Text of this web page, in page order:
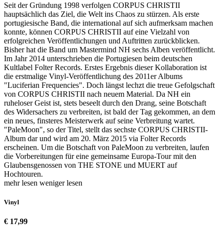
Seit der Gründung 1998 verfolgen CORPUS CHRISTII
hauptsächlich das Ziel, die Welt ins Chaos zu stürzen. Als erste
portugiesische Band, die international auf sich aufmerksam machen
konnte, können CORPUS CHRISTII auf eine Vielzahl von
erfolgreichen Veröffentlichungen und Auftritten zurückblicken.
Bisher hat die Band um Mastermind NH sechs Alben veröffentlicht.
Im Jahr 2014 unterschrieben die Portugiesen beim deutschen
Kultlabel Folter Records. Erstes Ergebnis dieser Kollaboration ist
die erstmalige Vinyl-Veröffentlichung des 2011er Albums
"Luciferian Frequencies". Doch längst lechzt die treue Gefolgschaft
von CORPUS CHRISTII nach neuem Material. Da NH ein
ruheloser Geist ist, stets beseelt durch den Drang, seine Botschaft
des Widersachers zu verbreiten, ist bald der Tag gekommen, an dem
ein neues, finsteres Meisterwerk auf seine Verbreitung wartet.
"PaleMoon", so der Titel, stellt das sechste CORPUS CHRISTII-
Album dar und wird am 20. März 2015 via Folter Records
erscheinen. Um die Botschaft von PaleMoon zu verbreiten, laufen
die Vorbereitungen für eine gemeinsame Europa-Tour mit den
Glaubensgenossen von THE STONE und MUERT auf
Hochtouren.
mehr lesen weniger lesen
Vinyl
€ 17,99